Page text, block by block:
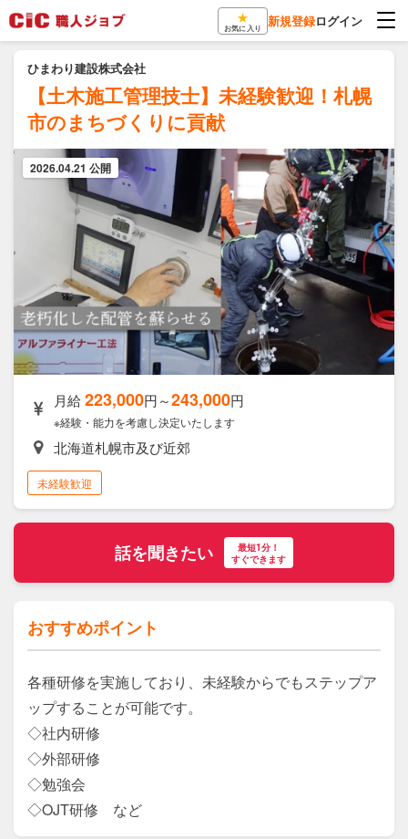
★
お気に入り 新規登録ログイン
ひまわり建設株式会社
【土木施工管理技士】未経験歓迎！札幌
市のまちづくりに貢献
2026.04.21 公開
月給223,000円～243,000円
※経験・能力を考慮し決定いたします
北海道札幌市及び近郊
未経験歓迎
話を聞きたい
最短1分！
すぐできます
おすすめポイント
各種研修を実施しており、未経験からでもステップア
ップすることが可能です。
◇社内研修
◇外部研修
◇勉強会
◇OJT研修　など